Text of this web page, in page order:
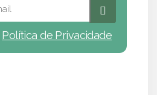
Política de Privacidade